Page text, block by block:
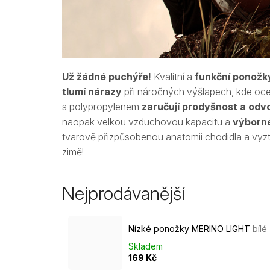
Už žádné puchýře! Kvalitní a funkční
tlumí nárazy při náročných výšlapech, kde
s polypropylenem zaručují prodyšnost a
naopak velkou vzduchovou kapacitu a
tvarově přizpůsobenou anatomii chodidla a
zimě!
Nejprodávanější
Nízké ponožky MERINO LIGHT bílé
Skladem
169 Kč